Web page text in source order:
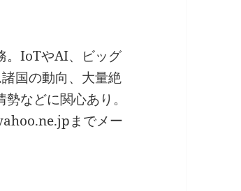
。IoTやAI、ビッグ
国の動向、大量絶
などに関心あり。
までメー